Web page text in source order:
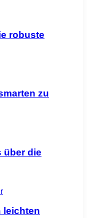
robuste
zu
über die
leichten